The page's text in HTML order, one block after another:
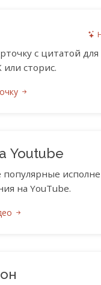
с цитатой
сторис.
Youtube
на YouTube.